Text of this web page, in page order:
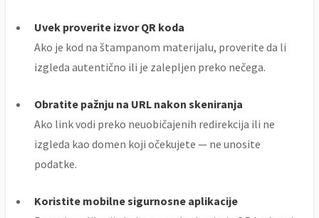
Uvek proverite izvor QR koda
Ako je kod na štampanom materijalu, proverite da li
izgleda autentično ili je zalepljen preko nečega.
Obratite pažnju na URL nakon skeniranja
Ako link vodi preko neuobičajenih redirekcija ili ne
izgleda kao domen koji očekujete — ne unosite
podatke.
Koristite mobilne sigurnosne aplikacije